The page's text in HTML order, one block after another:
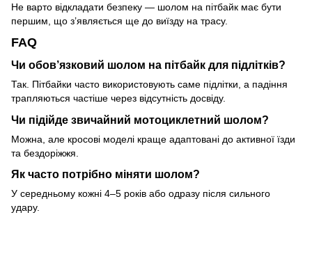
Не варто відкладати безпеку — шолом на пітбайк має бути
першим, що з’являється ще до виїзду на трасу.
FAQ
Чи обов’язковий шолом на пітбайк для підлітків?
Так. Пітбайки часто використовують саме підлітки, а падіння
трапляються частіше через відсутність досвіду.
Чи підійде звичайний мотоциклетний шолом?
Можна, але кросові моделі краще адаптовані до активної їзди
та бездоріжжя.
Як часто потрібно міняти шолом?
У середньому кожні 4–5 років або одразу після сильного
удару.